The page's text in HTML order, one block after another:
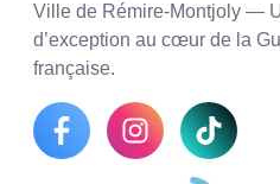
Ville de Rémire-Montjoly —
d’exception au cœur de la
française.